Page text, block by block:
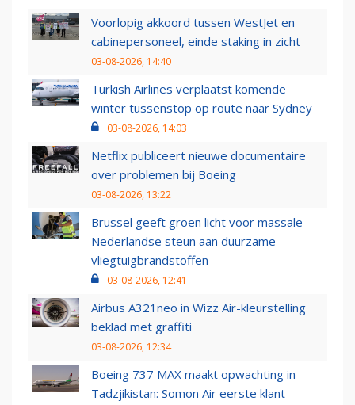
Voorlopig akkoord tussen WestJet en
cabinepersoneel, einde staking in zicht
03-08-2026, 14:40
Turkish Airlines verplaatst komende
winter tussenstop op route naar Sydney
03-08-2026, 14:03
Netflix publiceert nieuwe documentaire
over problemen bij Boeing
03-08-2026, 13:22
Brussel geeft groen licht voor massale
Nederlandse steun aan duurzame
vliegtuigbrandstoffen
03-08-2026, 12:41
Airbus A321neo in Wizz Air-kleurstelling
beklad met graffiti
03-08-2026, 12:34
Boeing 737 MAX maakt opwachting in
Tadzjikistan: Somon Air eerste klant